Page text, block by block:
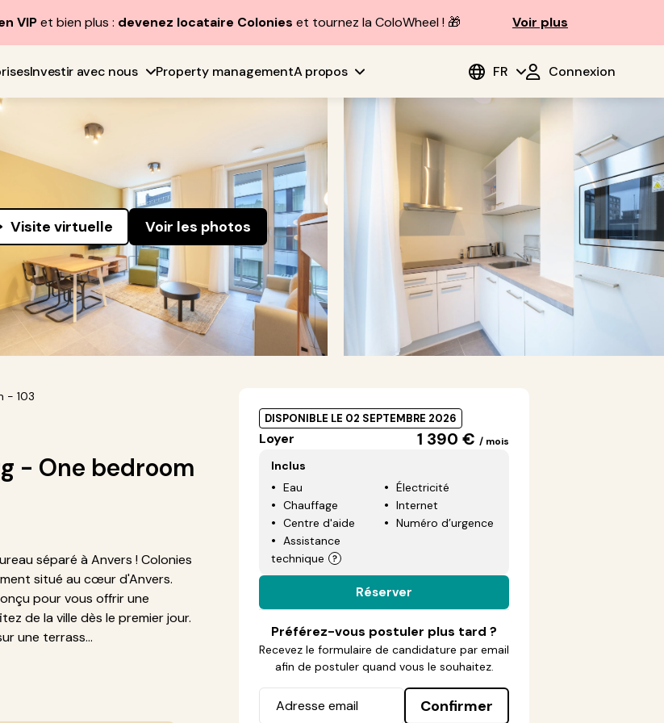
VIPet bien plus : devenez locataire Colonies et tournez la ColoWheel ! 🎁 Voir plus
Investir avec nous Property managementA propos FR Connexion
Visite virtuelle Voir les photos
- 103
- One bedroom
séparé à Anvers ! Colonies
situé au cœur d'Anvers.
pour vous offrir une
de la ville dès le premier jour.
une terrass...
DISPONIBLE LE 02 SEPTEMBRE 2026
Loyer 1 390 € / mois
Inclus
Eau
Électricité
Chauffage
Internet
Centre d'aide
Numéro d’urgence
Assistance
technique
Réserver
Préférez-vous postuler plus tard ?
Recevez le formulaire de candidature par email
afin de postuler quand vous le souhaitez.
Confirmer